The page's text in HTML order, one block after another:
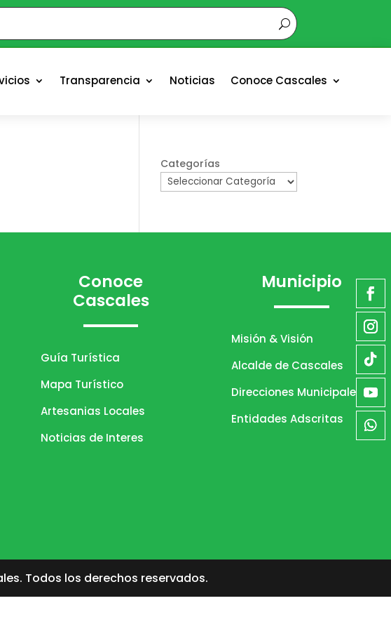
Transparencia Noticias Conoce Cascales
Categorías
Conoce
Cascales
Guía Turística
Mapa Turístico
Artesanias Locales
Noticias de Interes
Municipio
Misión & Visión
Alcalde de Cascales
Direcciones Municipales
Entidades Adscritas
Todos los derechos reservados.